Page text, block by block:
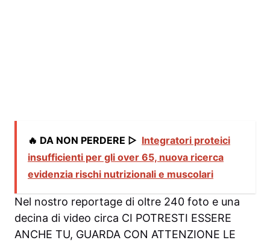
🔥 DA NON PERDERE ▷ Integratori proteici
insufficienti per gli over 65, nuova ricerca
evidenzia rischi nutrizionali e muscolari
Nel nostro reportage di oltre 240 foto e una
decina di video circa CI POTRESTI ESSERE
ANCHE TU, GUARDA CON ATTENZIONE LE